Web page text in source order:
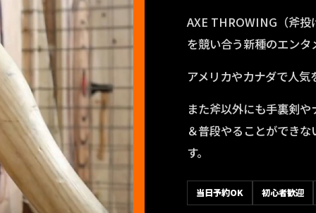
AXE THROWING（斧投
を競い合う新種のエンタ
アメリカやカナダで人気
また斧以外にも手裏剣
＆普段やることができ
す。
当日予約OK 初心者歓迎